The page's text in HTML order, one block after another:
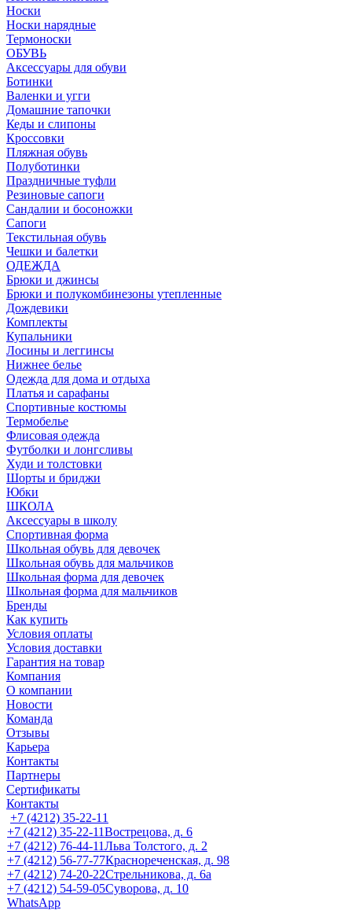
Носки
Носки нарядные
Термоноски
ОБУВЬ
Аксессуары для обуви
Ботинки
Валенки и угги
Домашние тапочки
Кеды и слипоны
Кроссовки
Пляжная обувь
Полуботинки
Праздничные туфли
Резиновые сапоги
Сандалии и босоножки
Сапоги
Текстильная обувь
Чешки и балетки
ОДЕЖДА
Брюки и джинсы
Брюки и полукомбинезоны утепленные
Дождевики
Комплекты
Купальники
Лосины и леггинсы
Нижнее белье
Одежда для дома и отдыха
Платья и сарафаны
Спортивные костюмы
Термобелье
Флисовая одежда
Футболки и лонгсливы
Худи и толстовки
Шорты и бриджи
Юбки
ШКОЛА
Аксессуары в школу
Спортивная форма
Школьная обувь для девочек
Школьная обувь для мальчиков
Школьная форма для девочек
Школьная форма для мальчиков
Бренды
Как купить
Условия оплаты
Условия доставки
Гарантия на товар
Компания
О компании
Новости
Команда
Отзывы
Карьера
Контакты
Партнеры
Сертификаты
Контакты
+7 (4212) 35-22-11
+7 (4212) 35-22-11Вострецова, д. 6
+7 (4212) 76-44-11Льва Толстого, д. 2
+7 (4212) 56-77-77Краснореченская, д. 98
+7 (4212) 74-20-22Стрельникова, д. 6а
+7 (4212) 54-59-05Суворова, д. 10
WhatsApp